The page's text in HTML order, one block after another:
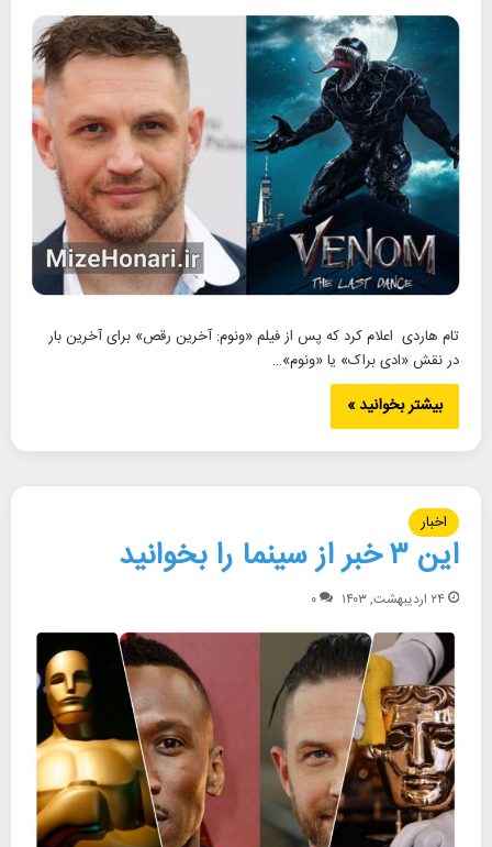
تام هاردی اعلام کرد که پس از فیلم «ونوم: آخرین رقص» برای آخرین بار
در نقش «ادی براک» یا «ونوم»…
بیشتر بخوانید »
اخبار
این ۳ خبر از سینما را بخوانید
۲۴ اردیبهشت, ۱۴۰۳ ۰